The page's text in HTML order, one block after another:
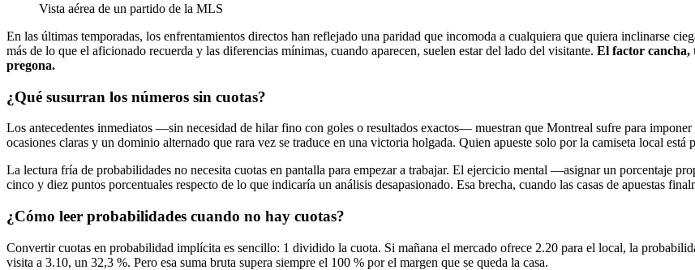
Vista aérea de un partido de la MLS
En las últimas temporadas, los enfrentamientos directos han reflejado una paridad que incomoda a cualquiera que quiera inclinarse
más de lo que el aficionado recuerda y las diferencias mínimas, cuando aparecen, suelen estar del lado del visitante. El factor cancha,
pregona.
¿Qué susurran los números sin cuotas?
Los antecedentes inmediatos —sin necesidad de hilar fino con goles o resultados exactos— muestran que Montreal sufre para
ocasiones claras y un dominio alternado que rara vez se traduce en una victoria holgada. Quien apueste solo por la camiseta local está
La lectura fría de probabilidades no necesita cuotas en pantalla para empezar a trabajar. El ejercicio mental —asignar un porcentaje
cinco y diez puntos porcentuales respecto de lo que indicaría un análisis desapasionado. Esa brecha, cuando las casas de apuestas
¿Cómo leer probabilidades cuando no hay cuotas?
Convertir cuotas en probabilidad implícita es sencillo: 1 dividido la cuota. Si mañana el mercado ofrece 2.20 para el local, la
visita a 3.10, un 32,3 %. Pero esa suma bruta supera siempre el 100 % por el margen que se queda la casa.